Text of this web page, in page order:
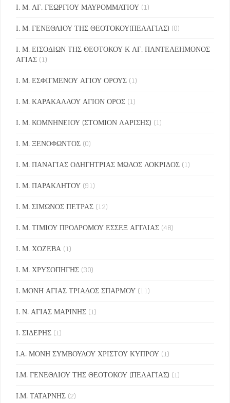
Ι. Μ. ΑΓ. ΓΕΩΡΓΙΟΥ ΜΑΥΡΟΜΜΑΤΙΟΥ (1)
Ι. Μ. ΓΕΝΕΘΛΙΟΥ ΤΗΣ ΘΕΟΤΟΚΟΥ(ΠΕΛΑΓΙΑΣ) (0)
Ι. Μ. ΕΙΣΟΔΙΩΝ ΤΗΣ ΘΕΟΤΟΚΟΥ Κ ΑΓ. ΠΑΝΤΕΛΕΗΜΟΝΟΣ
ΑΓΙΑΣ (1)
Ι. Μ. ΕΣΦΙΓΜΕΝΟΥ ΑΓΙΟΥ ΟΡΟΥΣ (1)
Ι. Μ. ΚΑΡΑΚΑΛΛΟΥ ΑΓΙΟΝ ΟΡΟΣ (1)
Ι. Μ. ΚΟΜΝΗΝΕΙΟΥ (ΣΤΟΜΙΟΝ ΛΑΡΙΣΗΣ) (1)
Ι. Μ. ΞΕΝΟΦΩΝΤΟΣ (0)
Ι. Μ. ΠΑΝΑΓΙΑΣ ΟΔΗΓΗΤΡΙΑΣ ΜΩΛΟΣ ΛΟΚΡΙΔΟΣ (1)
Ι. Μ. ΠΑΡΑΚΛΗΤΟΥ (91)
Ι. Μ. ΣΙΜΩΝΟΣ ΠΕΤΡΑΣ (12)
Ι. Μ. ΤΙΜΙΟΥ ΠΡΟΔΡΟΜΟΥ ΕΣΣΕΞ ΑΓΓΛΙΑΣ (48)
Ι. Μ. ΧΟΖΕΒΑ (1)
Ι. Μ. ΧΡΥΣΟΠΗΓΗΣ (30)
Ι. ΜΟΝΗ ΑΓΙΑΣ ΤΡΙΑΔΟΣ ΣΠΑΡΜΟΥ (11)
Ι. Ν. ΑΓΙΑΣ ΜΑΡΙΝΗΣ (1)
Ι. ΣΙΔΕΡΗΣ (1)
Ι.Α. ΜΟΝΗ ΣΥΜΒΟΥΛΟΥ ΧΡΙΣΤΟΥ ΚΥΠΡΟΥ (1)
Ι.Μ. ΓΕΝΕΘΛΙΟΥ ΤΗΣ ΘΕΟΤΟΚΟΥ (ΠΕΛΑΓΙΑΣ) (1)
Ι.Μ. ΤΑΤΑΡΝΗΣ (2)